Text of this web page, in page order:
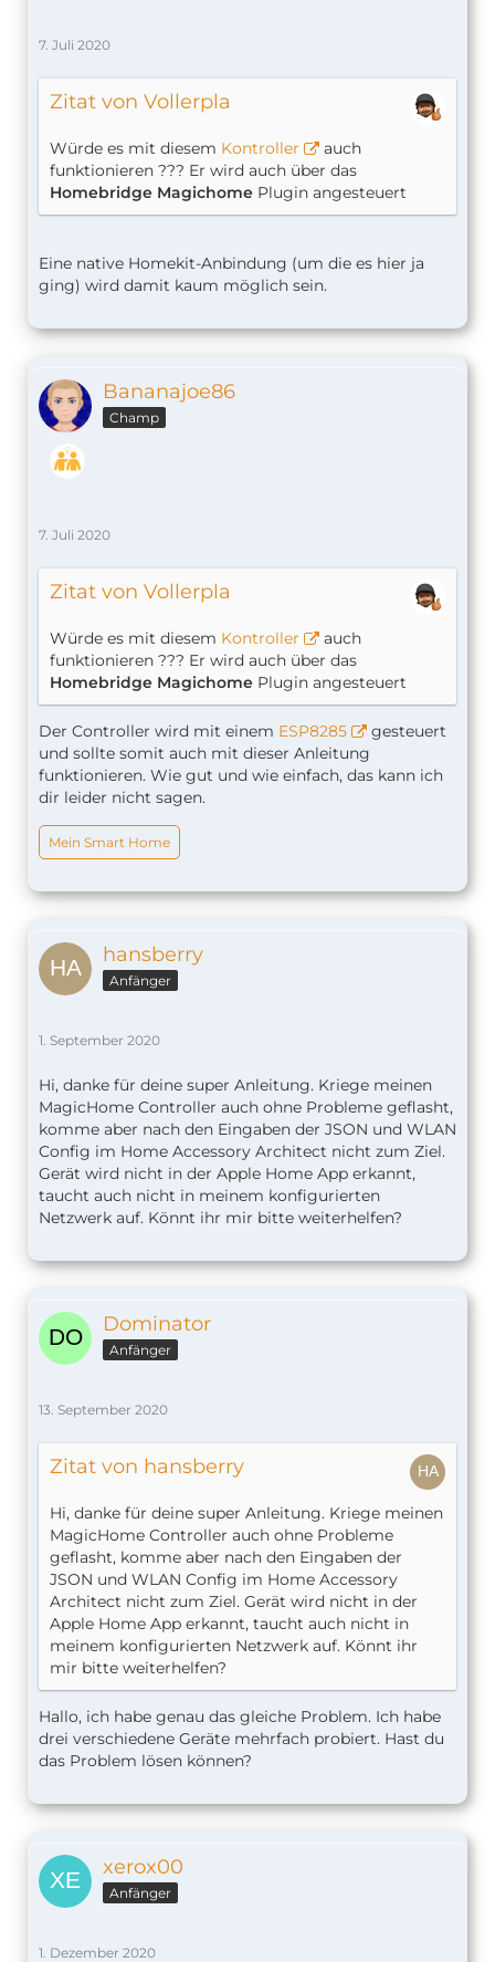
7. Juli 2020
Zitat von Vollerpla
Würde es mit diesem Kontroller
auch
funktionieren ??? Er wird auch über das
Homebridge Magichome Plugin angesteuert
Eine native Homekit-Anbindung (um die es hier ja
ging) wird damit kaum möglich sein.
Bananajoe86
Champ
7. Juli 2020
Zitat von Vollerpla
Würde es mit diesem Kontroller
auch
funktionieren ??? Er wird auch über das
Homebridge Magichome Plugin angesteuert
Der Controller wird mit einem ESP8285
gesteuert
und sollte somit auch mit dieser Anleitung
funktionieren. Wie gut und wie einfach, das kann ich
dir leider nicht sagen.
Mein Smart Home
hansberry
Anfänger
1. September 2020
Hi, danke für deine super Anleitung. Kriege meinen
MagicHome Controller auch ohne Probleme geflasht,
komme aber nach den Eingaben der JSON und WLAN
Config im Home Accessory Architect nicht zum Ziel.
Gerät wird nicht in der Apple Home App erkannt,
taucht auch nicht in meinem konfigurierten
Netzwerk auf. Könnt ihr mir bitte weiterhelfen?
Dominator
Anfänger
13. September 2020
Zitat von hansberry
Hi, danke für deine super Anleitung. Kriege meinen
MagicHome Controller auch ohne Probleme
geflasht, komme aber nach den Eingaben der
JSON und WLAN Config im Home Accessory
Architect nicht zum Ziel. Gerät wird nicht in der
Apple Home App erkannt, taucht auch nicht in
meinem konfigurierten Netzwerk auf. Könnt ihr
mir bitte weiterhelfen?
Hallo, ich habe genau das gleiche Problem. Ich habe
drei verschiedene Geräte mehrfach probiert. Hast du
das Problem lösen können?
xerox00
Anfänger
1. Dezember 2020